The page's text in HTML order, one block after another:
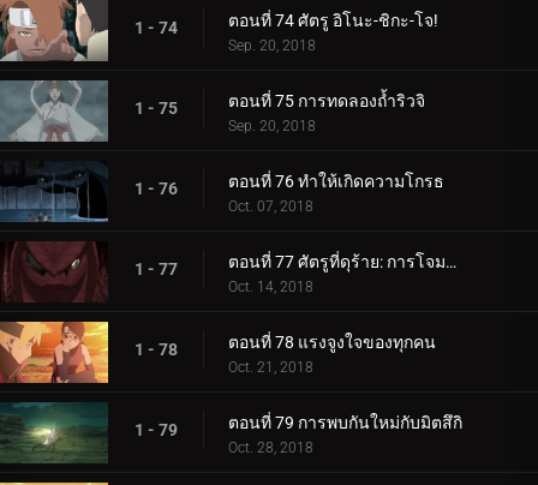
1 - 74 ตอนที่ 74 ศัตรู อิโนะ-ชิกะ-โจ!
Sep. 20, 2018
1 - 75 ตอนที่ 75 การทดลองถ้ำริวจิ
Sep. 20, 2018
1 - 76 ตอนที่ 76 ทำให้เกิดความโกรธ
Oct. 07, 2018
1 - 77 ตอนที่ 77 ศัตรูที่ดุร้าย: การโจมตีอันดุร้ายของการาก้า!
Oct. 14, 2018
1 - 78 ตอนที่ 78 แรงจูงใจของทุกคน
Oct. 21, 2018
1 - 79 ตอนที่ 79 การพบกันใหม่กับมิตสึกิ
Oct. 28, 2018